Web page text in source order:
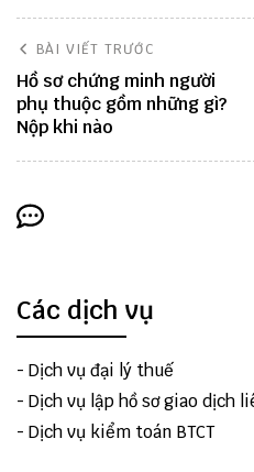
BÀI VIẾT TRƯỚC
Hồ sơ chứng minh người
phụ thuộc gồm những gì?
Nộp khi nào
Các dịch vụ
- Dịch vụ đại lý thuế
- Dịch vụ lập hồ sơ giao dịch
- Dịch vụ kiểm toán BTCT